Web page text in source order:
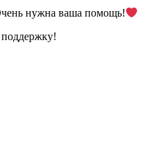
нужна ваша помощь!